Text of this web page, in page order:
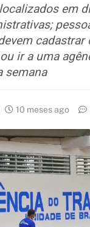
em
ir a uma
semana
10 meses ago